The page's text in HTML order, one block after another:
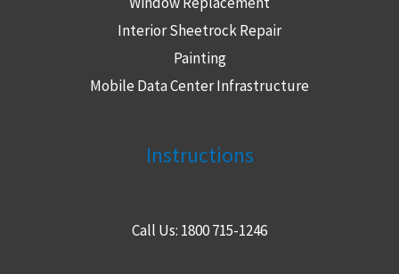
Interior Sheetrock Repair
Painting
Mobile Data Center Infrastructure
Instructions
Call Us: 1800 715-1246